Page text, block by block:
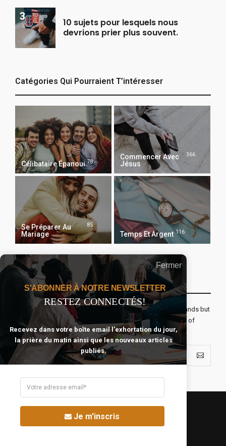
10 sujets pour lesquels nous
devrions prier plus souvent.
Catégories Qui Pourraient T’intéresser
Célibataire Épanoui 78
Commencer Avec
Jésus
366
Se Préparer Au
Mariage
85
Temps Et Argent 116
Recevoir Notre Newsletter Chaque Matin
The real voyage of discovery consists not in seeking new lands but
seeing with new eyes. All journeys have secret destinations of
which the traveler is unaware.
Fermer
S'ABONNER À NOTRE NEWSLETTER
RESTEZ CONNECTÉS!
Recevez dans votre boîte email l'exhortation du jour,
la prière du matin ainsi que les nouveaux articles
publiés.
Je m'inscris